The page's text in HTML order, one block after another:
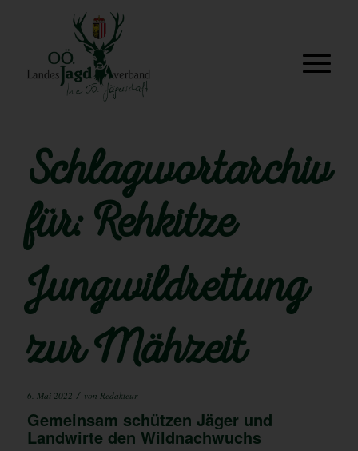
Schlagwortarchiv
für: Rehkitze
Jungwildrettung
zur Mähzeit
6. Mai 2022 / von Redakteur
Gemeinsam schützen Jäger und
Landwirte den Wildnachwuchs